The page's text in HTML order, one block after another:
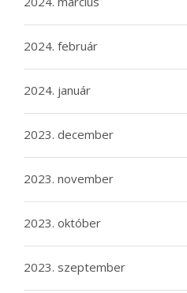
2024. február
2024. január
2023. december
2023. november
2023. október
2023. szeptember